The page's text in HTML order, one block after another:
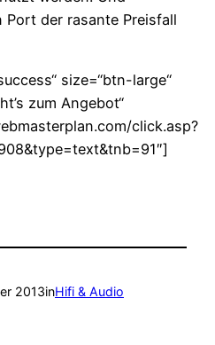
Port der rasante Preisfall
size=“btn-large“
zum Angebot“
click.asp?
2013inHifi & Audio